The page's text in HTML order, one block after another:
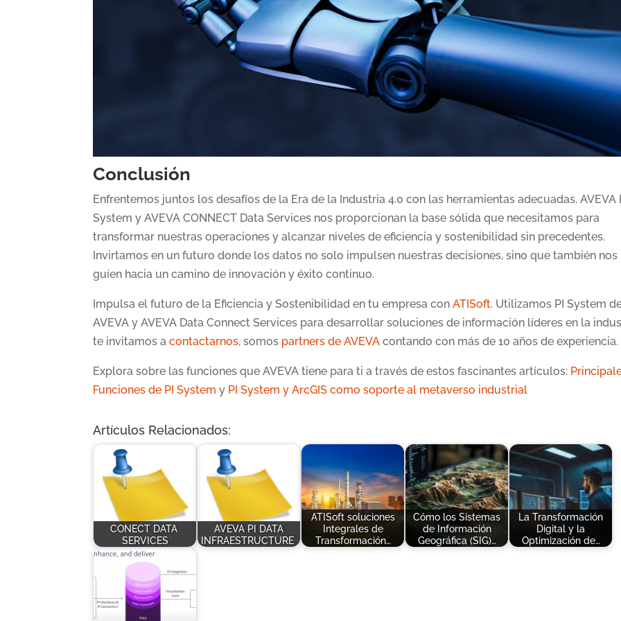
Conclusión
Enfrentemos juntos los desafíos de la Era de la Industria 4.0 con las herramientas adecuadas. AVEVA
System y AVEVA CONNECT Data Services nos proporcionan la base sólida que necesitamos para
transformar nuestras operaciones y alcanzar niveles de eficiencia y sostenibilidad sin precedentes.
Invirtamos en un futuro donde los datos no solo impulsen nuestras decisiones, sino que también nos
guíen hacia un camino de innovación y éxito continuo.
Impulsa el futuro de la Eficiencia y Sostenibilidad en tu empresa con ATISoft. Utilizamos PI System
AVEVA y AVEVA Data Connect Services para desarrollar soluciones de información líderes en la
te invitamos acontactarnos, somos partners de AVEVA contando con más de 10 años de experiencia.
Explora sobre las funciones que AVEVA tiene para ti a través de estos fascinantes artículos:
Funciones de PI Systemy PI System y ArcGIS como soporte al metaverso industrial
Artículos Relacionados:
CONECT DATA
SERVICES
AVEVA PI DATA
INFRAESTRUCTURE
ATISoft soluciones
Integrales de
Transformación…
Cómo los Sistemas
de Información
Geográfica (SIG)…
La Transformación
Digital y la
Optimización de…